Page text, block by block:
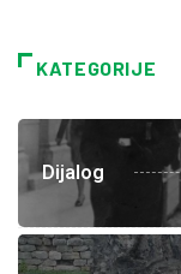
KATEGORIJE
Dijalog